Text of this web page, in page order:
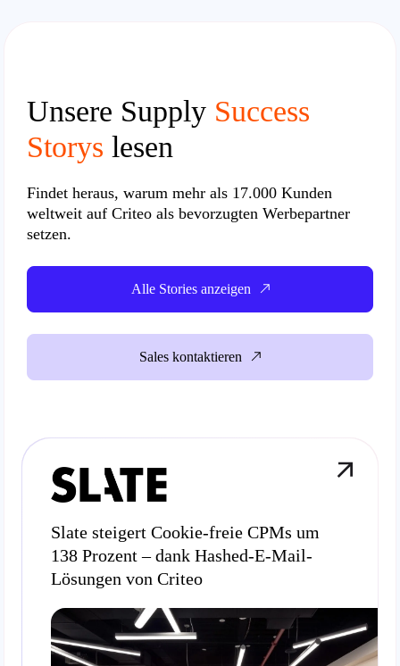
Unsere Supply Success
Storys lesen
Findet heraus, warummehr als 17.000 Kunden
weltweit auf Criteo als bevorzugten Werbepartner
setzen.
Alle Stories anzeigen
Sales kontaktieren
Slate steigert Cookie-freie CPMs um
138 Prozent – dank Hashed-E-Mail-
Lösungen von Criteo